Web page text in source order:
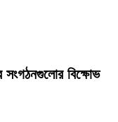
সংগঠনগুলোর বিক্ষোভ